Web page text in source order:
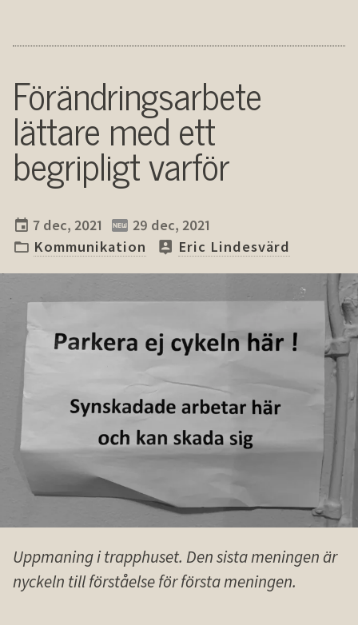
Förändringsarbete
lättare med ett
begripligt varför
7 dec, 2021
29 dec, 2021
Kommunikation
Eric Lindesvärd
Uppmaning i trapphuset. Den sista meningen är
nyckeln till förståelse för första meningen.